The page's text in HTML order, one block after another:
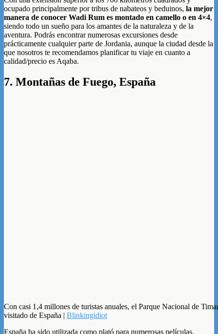
ocupado principalmente por tribus de nabateos y beduinos, la mejor
manera de conocer Wadi Rum es montado en camello o en 4×4,
siendo todo un sueño para los amantes de la naturaleza y de la
aventura. Podrás encontrar numerosas excursiones desde
prácticamente cualquier parte de Jordania, aunque la ciudad desde la
que nosotros te recomendamos planificar tu viaje en cuanto a
calidad/precio es Aqaba.
7. Montañas de Fuego, España
Con casi 1,4 millones de turistas anuales, el Parque Nacional de
visitado de España | Blinkingidiot
España ha sido utilizada como plató para numerosas películas,